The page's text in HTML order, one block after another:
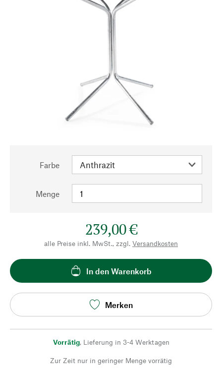
Farbe
Menge
239,00 €
alle Preise inkl. MwSt., zzgl. Versandkosten
In den Warenkorb
Merken
Vorrätig, Lieferung in 3-4 Werktagen
Zur Zeit nur in geringer Menge vorrätig